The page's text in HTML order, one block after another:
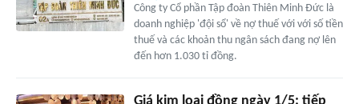
Công ty Cổ phần Tập đoàn Thiên Minh Đức là
doanh nghiệp 'đội sổ' về nợ thuế với với số tiền
thuế và các khoản thu ngân sách đang nợ lên
đến hơn 1.030 tỉ đồng.
Giá kim loại đồng ngày 1/5: tiếp